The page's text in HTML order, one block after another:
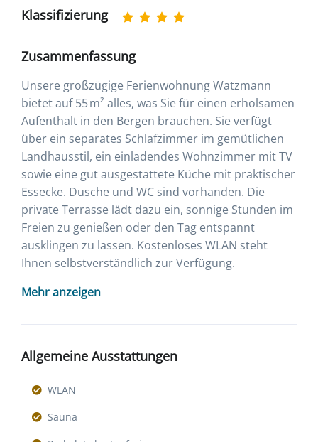
Klassifizierung
Zusammenfassung
Unsere großzügige Ferienwohnung Watzmann
bietet auf 55 m² alles, was Sie für einen erholsamen
Aufenthalt in den Bergen brauchen. Sie verfügt
über ein separates Schlafzimmer im gemütlichen
Landhausstil, ein einladendes Wohnzimmer mit TV
sowie eine gut ausgestattete Küche mit praktischer
Essecke. Dusche und WC sind vorhanden. Die
private Terrasse lädt dazu ein, sonnige Stunden im
Freien zu genießen oder den Tag entspannt
ausklingen zu lassen. Kostenloses WLAN steht
Ihnen selbstverständlich zur Verfügung.
Mehr anzeigen
Allgemeine Ausstattungen
WLAN
Sauna